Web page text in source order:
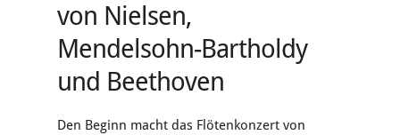
von Nielsen,
Mendelsohn-Bartholdy
und Beethoven
Den Beginn macht das Flötenkonzert von